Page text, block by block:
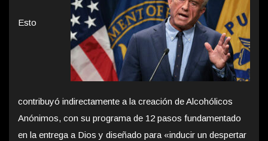
Esto
contribuyó indirectamente a la creación de Alcohólicos
Anónimos, con su programa de 12 pasos fundamentado
en la entrega a Dios y diseñado para «inducir un despertar